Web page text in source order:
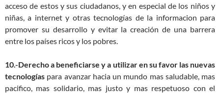
acceso de estos y sus ciudadanos, y en especial de los niños y
niñas, a internet y otras tecnologías de la informacion para
promover su desarrollo y evitar la creación de una barrera
entre los países ricos y los pobres.
10.-Derecho a beneficiarse y a utilizar en su favor las nuevas
tecnologías para avanzar hacia un mundo mas saludable, mas
pacifico, mas solidario, mas justo y mas respetuoso con el